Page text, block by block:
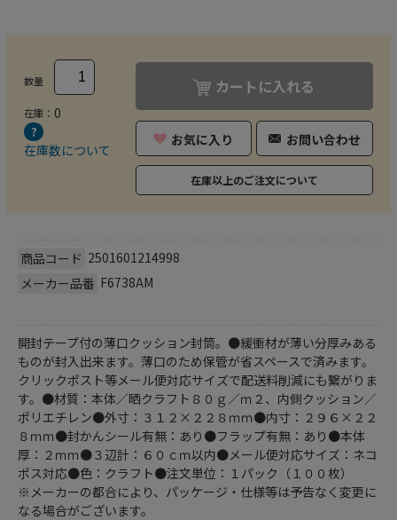
数量
在庫： 0
在庫数について
カートに入れる
お気に入り お問い合わせ
在庫以上のご注文について
商品コード 2501601214998
メーカー品番 F6738AM
開封テープ付の薄口クッション封筒。●緩衝材が薄い分厚みある
ものが封入出来ます。薄口のため保管が省スペースで済みます。
クリックポスト等メール便対応サイズで配送料削減にも繋がりま
す。●材質：本体／晒クラフト８０ｇ／ｍ２、内側クッション／
ポリエチレン●外寸：３１２×２２８ｍｍ●内寸：２９６×２２
８ｍｍ●封かんシール有無：あり●フラップ有無：あり●本体
厚：２ｍｍ●３辺計：６０ｃｍ以内●メール便対応サイズ：ネコ
ポス対応●色：クラフト●注文単位：１パック（１００枚）
※メーカーの都合により、パッケージ・仕様等は予告なく変更に
なる場合がございます。